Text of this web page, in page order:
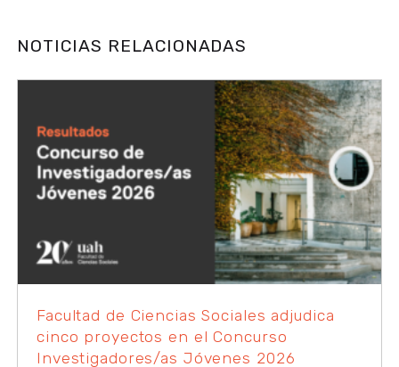
NOTICIAS RELACIONADAS
Facultad de Ciencias Sociales adjudica
cinco proyectos en el Concurso
Investigadores/as Jóvenes 2026